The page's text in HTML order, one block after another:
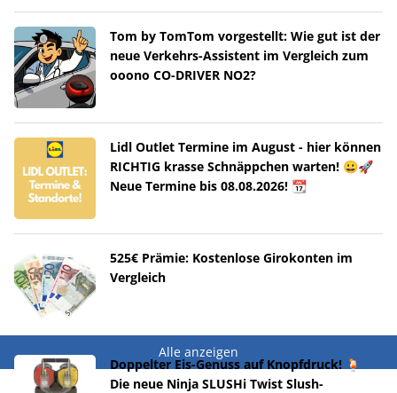
Tom by TomTom vorgestellt: Wie gut ist der
neue Verkehrs-Assistent im Vergleich zum
ooono CO-DRIVER NO2?
Lidl Outlet Termine im August - hier können
RICHTIG krasse Schnäppchen warten! 😀🚀
Neue Termine bis 08.08.2026! 📆
525€ Prämie: Kostenlose Girokonten im
Vergleich
Alle anzeigen
Doppelter Eis-Genuss auf Knopfdruck! 🍹
Die neue Ninja SLUSHi Twist Slush-